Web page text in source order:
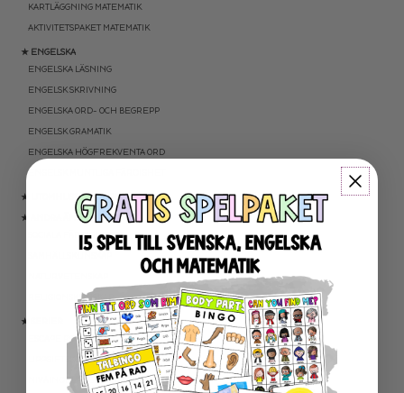
KARTLÄGGNING MATEMATIK
AKTIVITETSPAKET MATEMATIK
★ ENGELSKA
ENGELSKA LÄSNING
ENGELSK SKRIVNING
ENGELSKA ORD- OCH BEGREPP
ENGELSK GRAMATIK
ENGELSKA HÖGFREKVENTA ORD
ENGELSK MUNTLIGA FÄRDIGHET
★ UTOMHUSPEDAGOGIK
★ ANDRA ÄMNEN
SOCIALA FÄRDIGHETER
RELIGIONSKUNSKAP
★ SERIER
ESCAPE ROOMS
UPPGIFTSKORT SVENSKA
NIVÅINDELADE LÄSTEXTER